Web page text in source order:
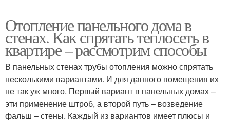
Отопление панельного дома в
стенах. Как спрятать теплосеть в
квартире – рассмотрим способы
В панельных стенах трубы отопления можно спрятать
несколькими вариантами. И для данного помещения их
не так уж много. Первый вариант в панельных домах –
эти применение штроб, а второй путь – возведение
фальш – стены. Каждый из вариантов имеет плюсы и